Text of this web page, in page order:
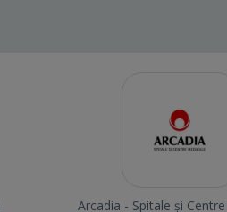
Arcadia - Spitale și